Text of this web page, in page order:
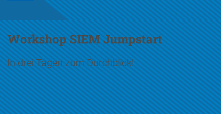
Workshop SIEM Jumpstart
In drei Tagen zum Durchblick!